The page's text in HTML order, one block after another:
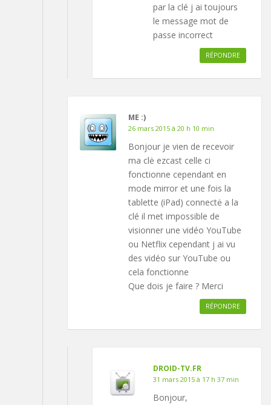
par la clé j ai toujours
le message mot de
passe incorrect
RÉPONDRE
ME :)
26 mars 2015 à 20 h 10 min
Bonjour je vien de recevoir
ma clė ezcast celle ci
fonctionne cependant en
mode mirror et une fois la
tablette (iPad) connectė a la
clé il met impossible de
visionner une vidéo YouTube
ou Netflix cependant j ai vu
des vidéo sur YouTube ou
cela fonctionne
Que dois je faire ? Merci
RÉPONDRE
DROID-TV.FR
31 mars 2015 à 17 h 37 min
Bonjour,